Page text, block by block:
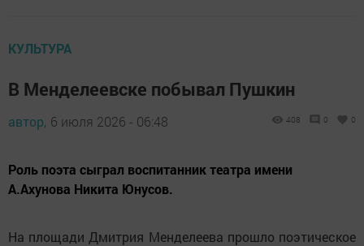
КУЛЬТУРА
В Менделеевске побывал Пушкин
автор, 6 июля 2026 - 06:48 408 0 0
Роль поэта сыграл воспитанник театра имени
А.Ахунова Никита Юнусов.
На площади Дмитрия Менделеева прошло поэтическое